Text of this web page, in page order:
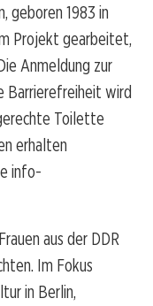
geboren 1983 in
Projekt gearbeitet,
Anmeldung zur
Barrierefreiheit wird
Toilette
erhalten
info-
aus der DDR
Im Fokus
in Berlin,